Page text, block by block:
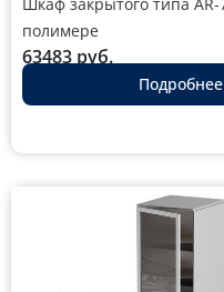
полимере
63483 руб.
Подробнее